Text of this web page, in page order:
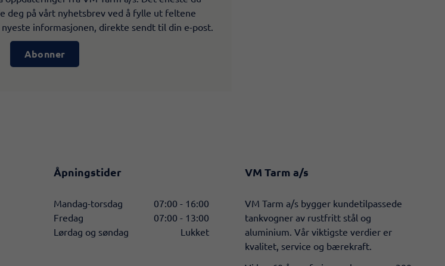
deg på vårt nyhetsbrev ved å fylle ut feltene
informasjonen, direkte sendt til din e-post.
Abonner
Åpningstider
Mandag-torsdag
07:00 - 16:00
Fredag
07:00 - 13:00
Lørdag og søndag
Lukket
VM Tarm a/s
​VM Tarm a/s bygger kundetilpassede
tankvogner av rustfritt stål og
aluminium. Vår viktigste verdier er
kvalitet, service og bærekraft.